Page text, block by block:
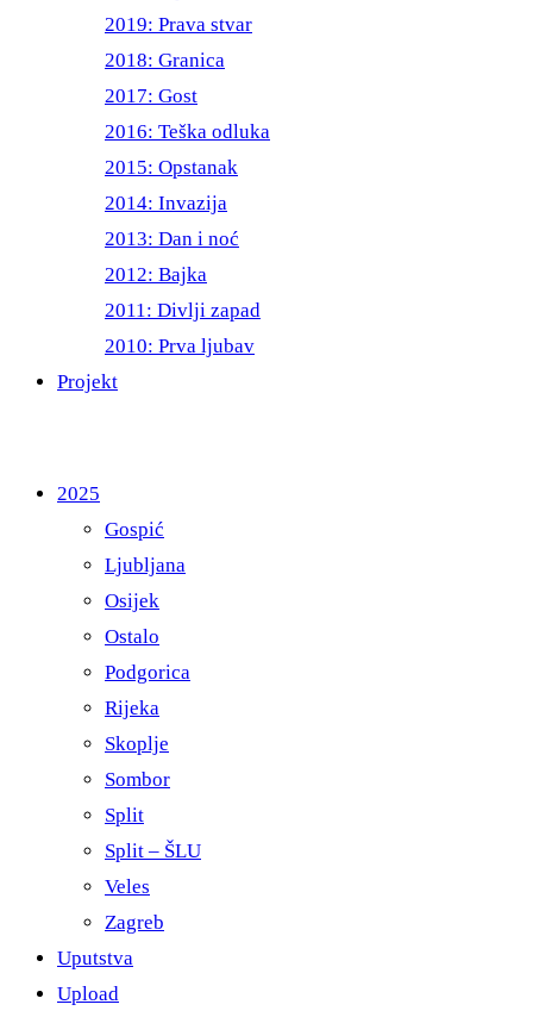
2019: Prava stvar
2018: Granica
2017: Gost
2016: Teška odluka
2015: Opstanak
2014: Invazija
2013: Dan i noć
2012: Bajka
2011: Divlji zapad
2010: Prva ljubav
Projekt
2025
Gospić
Ljubljana
Osijek
Ostalo
Podgorica
Rijeka
Skoplje
Sombor
Split
Split – ŠLU
Veles
Zagreb
Uputstva
Upload